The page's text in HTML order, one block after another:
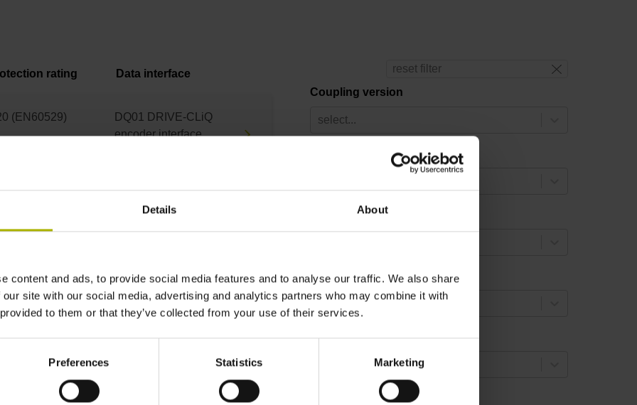
Details About
content and ads, to provide social media features and to analyse our traffic. We also share
site with our social media, advertising and analytics partners who may combine it with
to them or that they’ve collected from your use of their services.
Preferences Statistics Marketing
reset filter
Coupling version
select...
Line count
select...
Positions per revolution
Differentiable revolutions
rating Data interface
(EN60529)
DQ01 DRIVE-CLiQ
encoder interface
DQ01 DRIVE-CLiQ
(EN60529)
EnDat22 Synchronous
serial EnDat 2.2
signals
(EN60529)
EnDat22 Synchronous